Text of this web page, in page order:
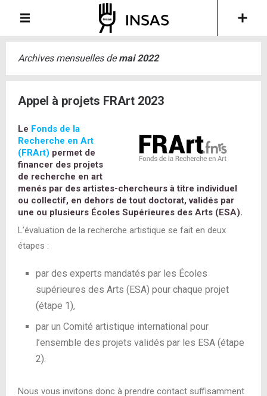
Archives mensuelles demai 2022
Appel à projets FRArt 2023
Le Fonds de la
Recherche en Art
(FRArt) permet de
financer des projets
de recherche en art
menés par des artistes-chercheurs à titre individuel
ou collectif, en dehors de tout doctorat, validés par
une ou plusieurs Écoles Supérieures des Arts (ESA).
L’évaluation de la recherche artistique se fait en deux
étapes :
par des experts mandatés par les Écoles
supérieures des Arts (ESA) pour chaque projet
(étape 1),
par un Comité artistique international pour
l’ensemble des projets validés par les ESA (étape
2).
Nous vous invitons donc à prendre contact suffisamment